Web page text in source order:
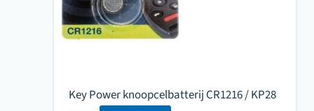
Key Power knoopcelbatterij CR1216 / KP28